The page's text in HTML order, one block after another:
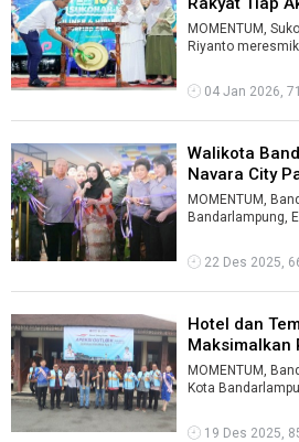
MOMENTUM,
Riyanto
...
04 Jan 2026,
Walikota
Navara City
MOMENTUM,
Bandarlampung,
berl ...
22 Des 2025,
Hotel dan
Maksimalkan
Pe ...
MOMENTUM,
Kota
19 Des 2025,